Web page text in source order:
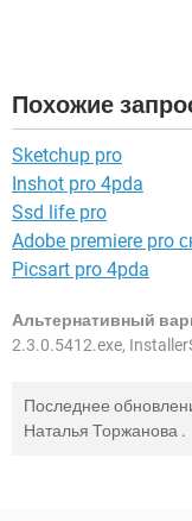
Похожие
Sketchup pro
Inshot pro 4pda
Ssd life pro
Adobe premiere pro
Picsart pro 4pda
Альтернативный
2.3.0.5412.exe,
Последнее
Наталья Торжанова .